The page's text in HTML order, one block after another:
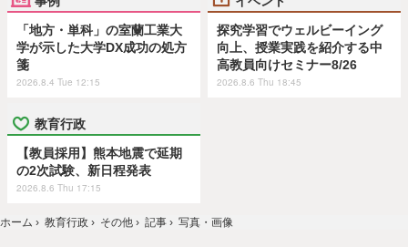
「地方・単科」の室蘭工業大
学が示した大学DX成功の処方
箋
2026.8.4 Tue 12:15
探究学習でウェルビーイング
向上、授業実践を紹介する中
高教員向けセミナー8/26
2026.8.6 Thu 18:45
教育行政
【教員採用】熊本地震で延期
の2次試験、新日程発表
2026.8.6 Thu 17:15
ホーム › 教育行政 › その他 › 記事 › 写真・画像